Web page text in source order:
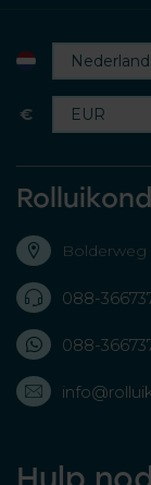
€
Bolderweg
088-
088-